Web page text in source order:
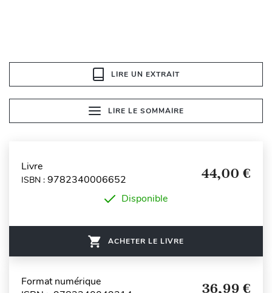
LIRE UN EXTRAIT
LIRE LE SOMMAIRE
Livre
ISBN : 9782340006652 44,00 €
Disponible
ACHETER LE LIVRE
Format numérique
36,99 €